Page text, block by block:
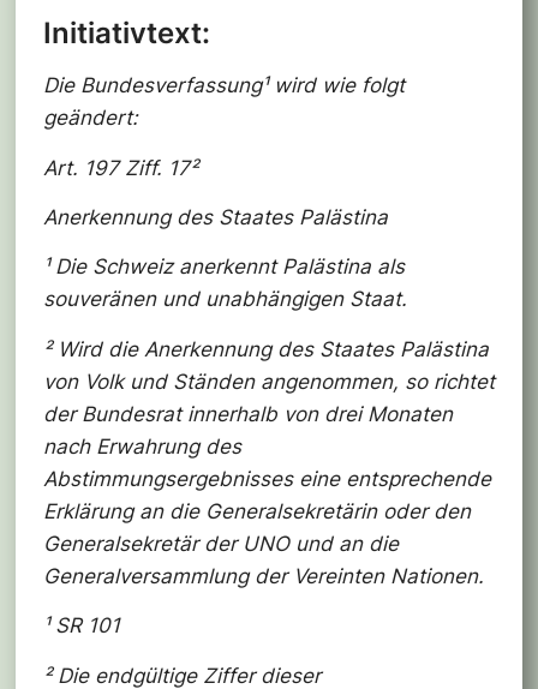
Initiativtext:
Die Bundesverfassung¹ wird wie folgt
geändert:
Art. 197 Ziff. 17²
Anerkennung des Staates Palästina
¹ Die Schweiz anerkennt Palästina als
souveränen und unabhängigen Staat.
² Wird die Anerkennung des Staates Palästina
von Volk und Ständen angenommen, so richtet
der Bundesrat innerhalb von drei Monaten
nach Erwahrung des
Abstimmungsergebnisses eine entsprechende
Erklärung an die Generalsekretärin oder den
Generalsekretär der UNO und an die
Generalversammlung der Vereinten Nationen.
¹ SR 101
² Die endgültige Ziffer dieser